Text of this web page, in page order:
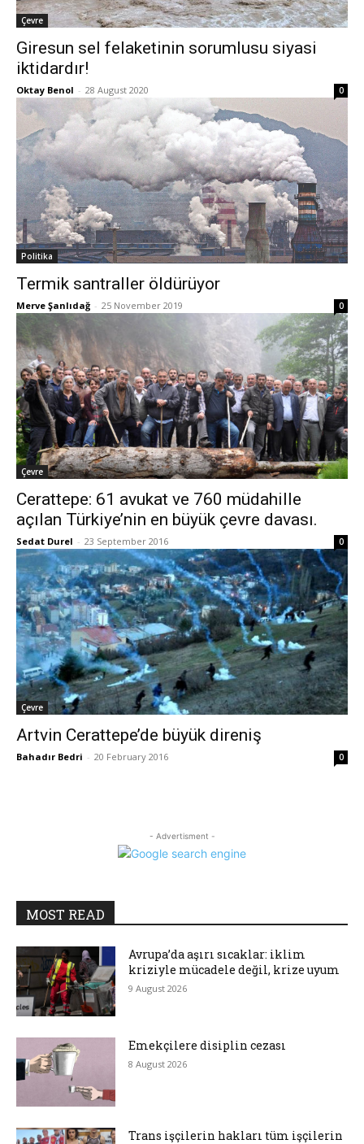
Çevre
Giresun sel felaketinin sorumlusu siyasi
iktidardır!
Oktay Benol - 28 August 2020 0
Politika
Termik santraller öldürüyor
Merve Şanlıdağ - 25 November 2019 0
Çevre
Cerattepe: 61 avukat ve 760 müdahille
açılan Türkiye’nin en büyük çevre davası.
Sedat Durel - 23 September 2016 0
Çevre
Artvin Cerattepe’de büyük direniş
Bahadır Bedri - 20 February 2016 0
- Advertisment -
MOST READ
Avrupa’da aşırı sıcaklar: iklim
kriziyle mücadele değil, krize uyum
9 August 2026
Emekçilere disiplin cezası
8 August 2026
Trans işçilerin hakları tüm işçilerin